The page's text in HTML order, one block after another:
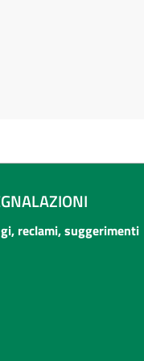
reclami, suggerimenti